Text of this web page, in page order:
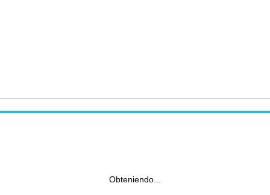
Obteniendo...